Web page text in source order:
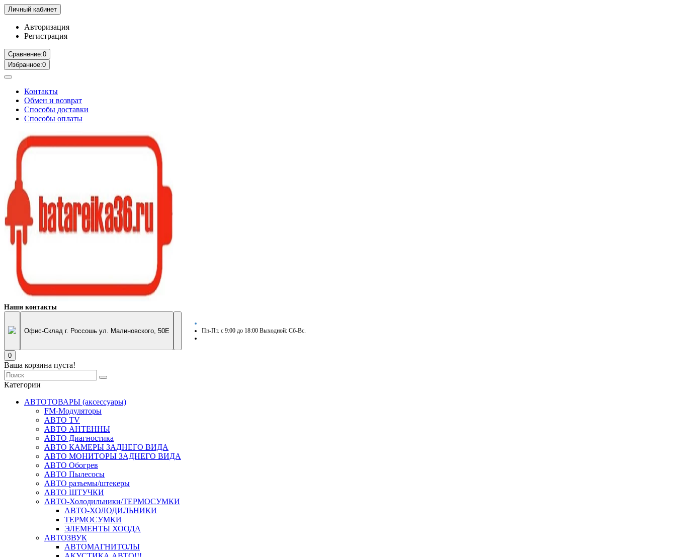
Личный кабинет
Авторизация
Регистрация
Сравнение:0
Избранное:0
Контакты
Обмен и возврат
Способы доставки
Способы оплаты
Наши контакты
Офис-Склад г. Россошь ул. Малиновского, 50Е Пн-Пт. с 9:00 до 18:00 Выходной: Сб-Вс.
0
Ваша корзина пуста!
Категории
АВТОТОВАРЫ (аксессуары)
FM-Модуляторы
АВТО TV
АВТО АНТЕННЫ
АВТО Диагностика
АВТО КАМЕРЫ ЗАДНЕГО ВИДА
АВТО МОНИТОРЫ ЗАДНЕГО ВИДА
АВТО Обогрев
АВТО Пылесосы
АВТО разъемы/штекеры
АВТО ШТУЧКИ
АВТО-Холодильники/ТЕРМОСУМКИ
АВТО-ХОЛОДИЛЬНИКИ
ТЕРМОСУМКИ
ЭЛЕМЕНТЫ ХООДА
АВТОЗВУК
АВТОМАГНИТОЛЫ